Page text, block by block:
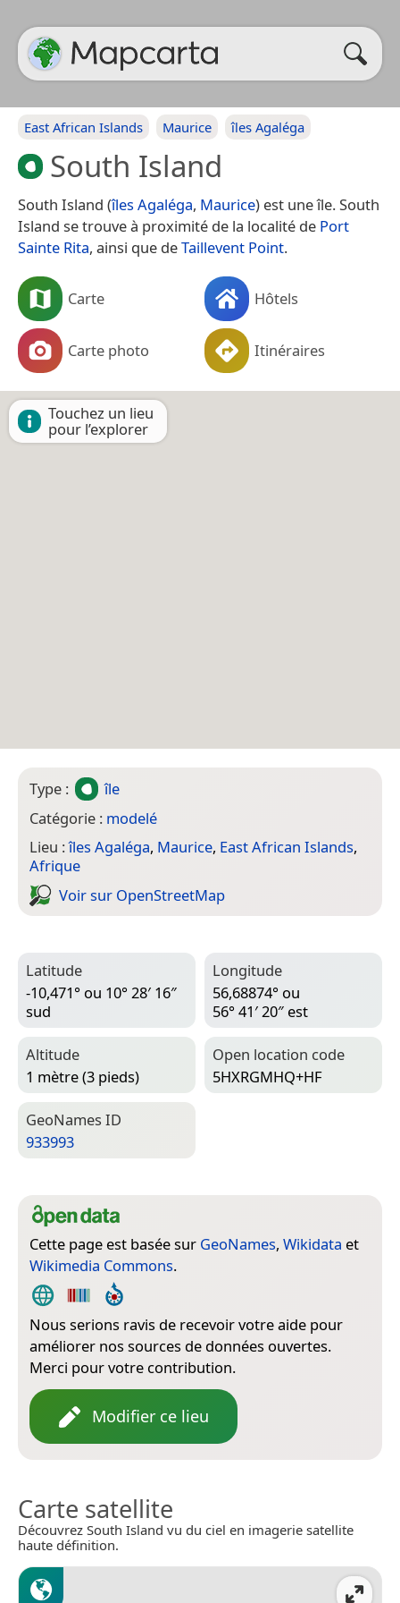
East African Islands Maurice îles Agaléga
South Island
South Island (îles Agaléga, Maurice) est une île. South
Island se trouve à proximité de la localité de Port
Sainte Rita, ainsi que deTaillevent Point.
Carte Hôtels
Carte photo Itinéraires
Touchez un lieu
pour l’explorer
Type :
île
Catégorie : modelé
Lieu :îles Agaléga, Maurice, East African Islands,
Afrique
Voir sur Open­Street­Map
Latitude
-10,471° ou 10° 28′ 16″
sud
Longitude
56,68874° ou
56° 41′ 20″ est
Altitude
1 mètre (3 pieds)
Open location code
5HXRGMHQ+HF
Geo­Names ID
933993
Cette page est basée sur GeoNames, Wikidata et
Wikimedia Commons.
Nous serions ravis de recevoir votre aide pour
améliorer nos sources de données ouvertes.
Merci pour votre contribution.
Modifier ce lieu
Carte satellite
Découvrez South Island vu du ciel en imagerie satellite
haute définition.